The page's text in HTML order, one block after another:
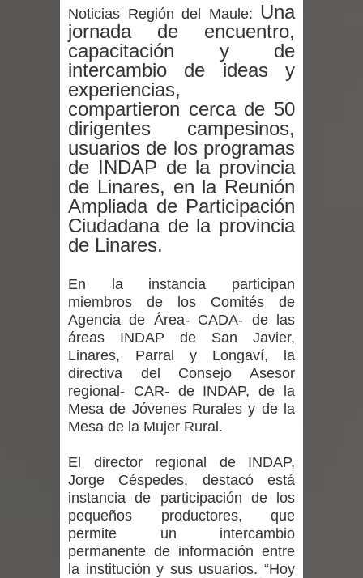
Empedrado desarrolló con éxito el
desafío guerreros 2026
Banda linarense Los Remembers
regresa de Brasil tras impulsar un
intercambio musical y pedagógico
con comunidades escolares
Alta positividad en influenza hace que
vacunarse
Mario Meza endurece críticas contra
ministra de Salud por dejar fuera a
Linares: “No dará la cara”
Seremi de Desarrollo Social y Familia
mantiene despliegue para apoyar a
niños y adolescentes durante la
emergencia.
Del anime al K-pop: especialistas U.
Noticias Región del Maule: Una
jornada de encuentro,
capacitación y de
intercambio de ideas y
experiencias,
compartieron cerca de 50
dirigentes campesinos,
usuarios de los programas
de INDAP de la provincia
de Linares, en la Reunión
Ampliada de Participación
Ciudadana de la provincia
de Linares.
En la instancia participan
miembros de los Comités de
Agencia de Área- CADA- de las
áreas INDAP de San Javier,
Linares, Parral y Longaví, la
directiva del Consejo Asesor
regional- CAR- de INDAP, de la
Mesa de Jóvenes Rurales y de la
Mesa de la Mujer Rural.
El director regional de INDAP,
Jorge Céspedes, destacó está
instancia de participación de los
pequeños productores, que
permite un intercambio
permanente de información entre
la institución y sus usuarios. “Hoy